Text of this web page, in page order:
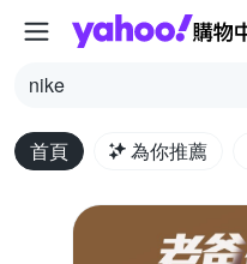
nike
首頁 為你推薦